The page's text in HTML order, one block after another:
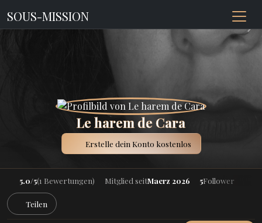
SOUS-MISSION
Le harem de Cara
Erstelle dein Konto kostenlos
5.0/5(1 Bewertungen) Mitglied seitMaerz 2026 5Follower
Teilen